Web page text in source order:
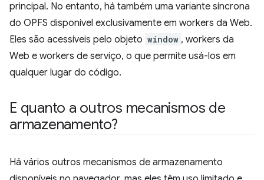
principal. No entanto, há também uma variante síncrona
do OPFS disponível exclusivamente em workers da Web.
Eles são acessíveis pelo objeto window , workers da
Web e workers de serviço, o que permite usá-los em
qualquer lugar do código.
E quanto a outros mecanismos de
armazenamento?
Há vários outros mecanismos de armazenamento